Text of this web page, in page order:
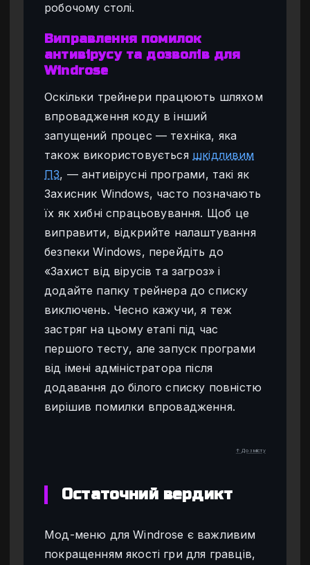
робочому столі.
Виправлення помилок
антивірусу та дозволів для
Windrose
Оскільки трейнери працюють шляхом
впровадження коду в інший
запущений процес — техніка, яка
також використовується шкідливим
ПЗ, — антивірусні програми, такі як
Захисник Windows, часто позначають
їх як хибні спрацьовування. Щоб це
виправити, відкрийте налаштування
безпеки Windows, перейдіть до
«Захист від вірусів та загроз» і
додайте папку трейнера до списку
виключень. Чесно кажучи, я теж
застряг на цьому етапі під час
першого тесту, але запуск програми
від імені адміністратора після
додавання до білого списку повністю
вирішив помилки впровадження.
↑ До змісту
Остаточний вердикт
Мод-меню для Windrose є важливим
покращенням якості гри для гравців,